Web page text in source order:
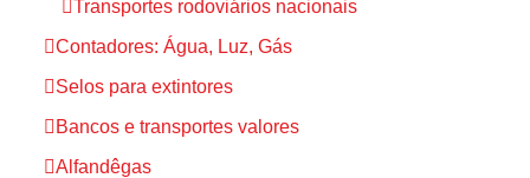
Transportes rodoviários nacionais
Contadores: Água, Luz, Gás
Selos para extintores
Bancos e transportes valores
Alfandêgas